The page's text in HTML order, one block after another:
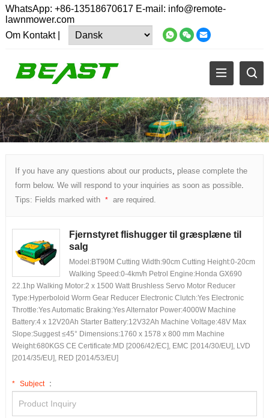
WhatsApp: +86-13518670617E-mail: info@remote-
lawnmower.com
Om Kontakt|
If you have any questions about our products
please complete the
form below. We will respond to your inquiries as soon as possible.
Tips: Fields marked with * are required.
Fjernstyret flishugger til græsplæne til
salg
Model:BT90M Cutting Width:90cm Cutting Height:0-20cm
Walking Speed:0-4km/h Petrol Engine:Honda GX690
22.1hp Walking Motor:2 x 1500 Watt Brushless Servo Motor Reducer
Type:Hyperboloid Worm Gear Reducer Electronic Clutch:Yes Electronic
Throttle:Yes Automatic Braking:Yes Alternator Power:4000W Machine
Battery:4 x 12V20Ah Starter Battery:12V32Ah Machine Voltage:48V Max
Slope:Suggest ≤45° Dimensions:1760 x 1578 x 800 mm Machine
Weight:680KGS CE Certificate:MD [2006/42/EC], EMC [2014/30/EU], LVD
[2014/35/EU], RED [2014/53/EU]
* Subject :